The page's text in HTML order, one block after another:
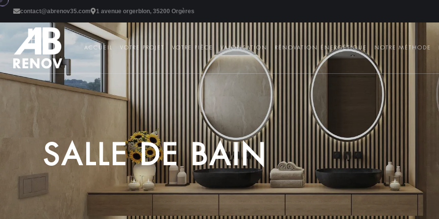
contact@abrenov35.com 1 avenue orgerblon, 35200 Orgères
ACCUEIL VOTRE PROJET VOTRE PIÈCE VALORISATION RÉNOVATION ÉNERGÉTIQUE NOTRE MÉTHODE
SALLE DE BAIN